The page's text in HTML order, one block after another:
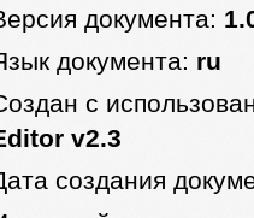
документа:
документа: ru
с
v2.3
создания